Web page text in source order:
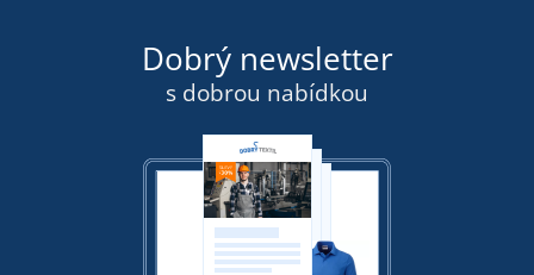
Dobrý newsletter
s dobrou nabídkou